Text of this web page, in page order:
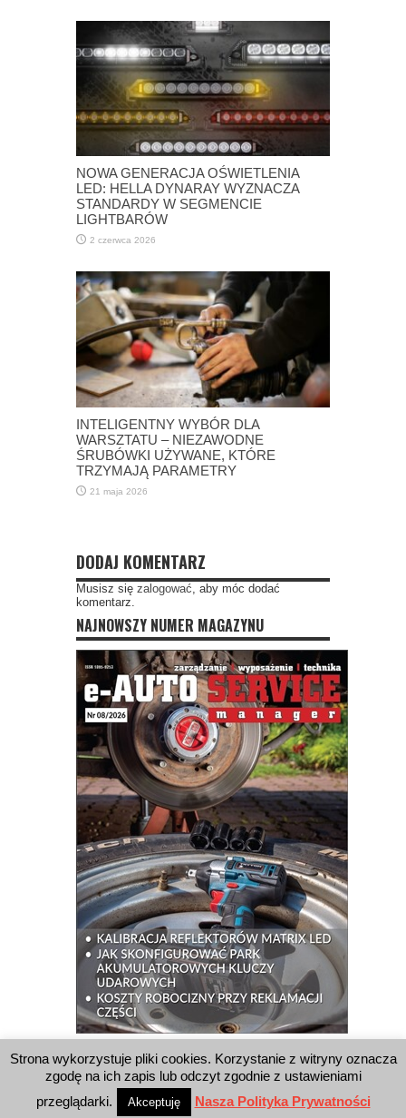
NOWA GENERACJA OŚWIETLENIA
LED: HELLA DYNARAY WYZNACZA
STANDARDY W SEGMENCIE
LIGHTBARÓW
2 czerwca 2026
INTELIGENTNY WYBÓR DLA
WARSZTATU – NIEZAWODNE
ŚRUBÓWKI UŻYWANE, KTÓRE
TRZYMAJĄ PARAMETRY
21 maja 2026
DODAJ KOMENTARZ
Musisz się zalogować , aby móc dodać
komentarz.
NAJNOWSZY NUMER MAGAZYNU
WYSZUKIWARKA
Strona wykorzystuje pliki cookies. Korzystanie z witryny oznacza
zgodę na ich zapis lub odczyt zgodnie z ustawieniami
przeglądarki.
Akceptuję Nasza Polityka Prywatności